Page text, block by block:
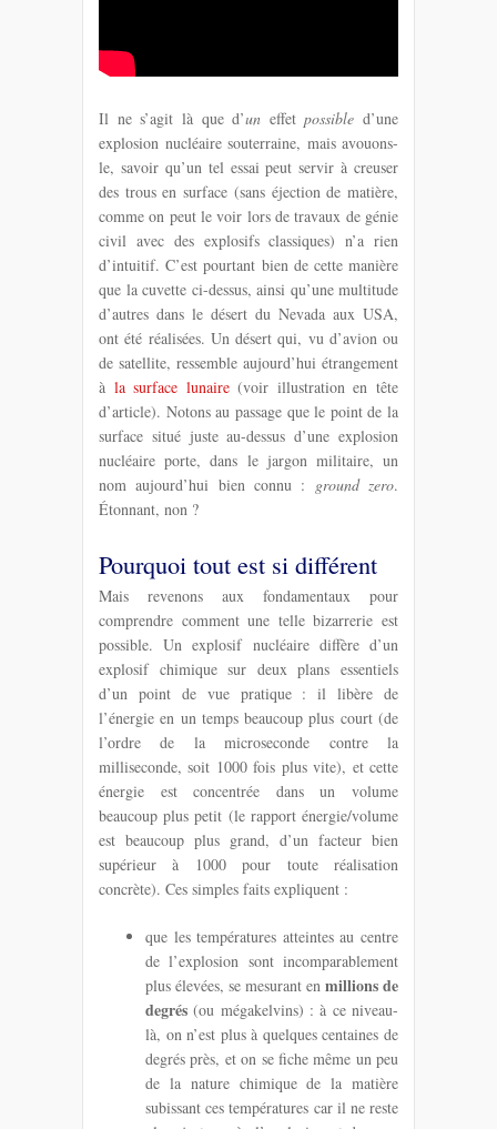
Il ne s’agit là que d’un effetpossible d’une
explosion nucléaire souterraine, mais avouons-
le, savoir qu’un tel essai peut servir à creuser
des trous en surface (sans éjection de matière,
comme on peut le voir lors de travaux de génie
civil avec des explosifs classiques) n’a rien
d’intuitif. C’est pourtant bien de cette manière
que la cuvette ci-dessus, ainsi qu’une multitude
d’autres dans le désert du Nevada aux USA,
ont été réalisées. Un désert qui, vu d’avion ou
de satellite, ressemble aujourd’hui étrangement
à la surface lunaire(voir illustration en tête
d’article). Notons au passage que le point de la
surface situé juste au-dessus d’une explosion
nucléaire porte, dans le jargon militaire, un
nom aujourd’hui bien connu : ground zero.
Étonnant, non ?
Pourquoi tout est si différent
Mais revenons aux fondamentaux pour
comprendre comment une telle bizarrerie est
possible. Un explosif nucléaire diffère d’un
explosif chimique sur deux plans essentiels
d’un point de vue pratique : il libère de
l’énergie en un temps beaucoup plus court (de
l’ordre de la microseconde contre la
milliseconde, soit 1000 fois plus vite), et cette
énergie est concentrée dans un volume
beaucoup plus petit (le rapport énergie/volume
est beaucoup plus grand, d’un facteur bien
supérieur à 1000 pour toute réalisation
concrète). Ces simples faits expliquent :
que les températures atteintes au centre
de l’explosion sont incomparablement
plus élevées, se mesurant en millions de
degrés (ou mégakelvins) : à ce niveau-
là, on n’est plus à quelques centaines de
degrés près, et on se fiche même un peu
de la nature chimique de la matière
subissant ces températures car il ne reste